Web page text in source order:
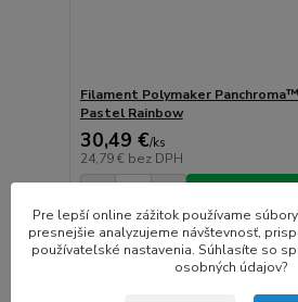
Filament Polymaker
Pastel Rainbow
30,49 €/ks
24,79 € bez DPH
Novinka
Pre lepší online zážitok používame súbory
presnejšie analyzujeme návštevnosť,
používateľské nastavenia. Súhlasíte so
osobných údajov?